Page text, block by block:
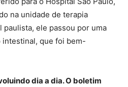
na unidade de terapia
paulista, ele passou por uma
que foi bem-
dia a dia. O boletim